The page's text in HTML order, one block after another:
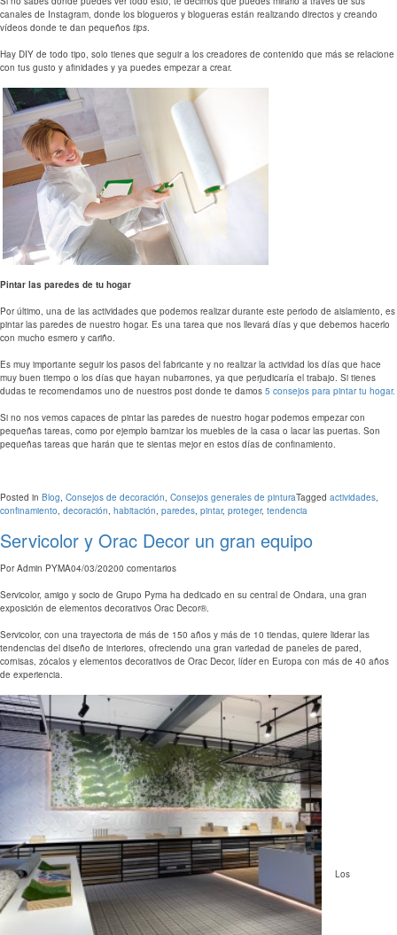
canales de Instagram, donde los blogueros y blogueras están realizando directos y creando
vídeos donde te dan pequeños tips
Hay DIY de todo tipo, solo tienes que seguir a los creadores de contenido que más se relacione
con tus gusto y afinidades y ya puedes empezar a crear.
Pintar las paredes de tu hogar
Por último, una de las actividades que podemos realizar durante este periodo de aislamiento, es
pintar las paredes de nuestro hogar. Es una tarea que nos llevará días y que debemos hacerlo
con mucho esmero y cariño.
Es muy importante seguir los pasos del fabricante y no realizar la actividad los días que hace
muy buen tiempo o los días que hayan nubarrones, ya que perjudicaría el trabajo. Si tienes
dudas te recomendamos uno de nuestros post donde te damos 5 consejos para pintar tu hogar.
Si no nos vemos capaces de pintar las paredes de nuestro hogar podemos empezar con
pequeñas tareas, como por ejemplo barnizar los muebles de la casa o lacar las puertas. Son
pequeñas tareas que harán que te sientas mejor en estos días de confinamiento.
Posted in Blog Consejos de decoración Consejos generales de pinturaTagged actividades
confinamiento decoración habitación paredes pintar, proteger, tendencia
Servicolor y Orac Decor un gran equipo
PorAdmin PYMA04/03/20200 comentarios
Servicolor, amigo y socio de Grupo Pyma ha dedicado en su central de Ondara, una gran
exposición de elementos decorativos Orac Decor®.
Servicolor, con una trayectoria de más de 150 años y más de 10 tiendas, quiere liderar las
tendencias del diseño de interiores, ofreciendo una gran variedad de paneles de pared,
cornisas, zócalos y elementos decorativos de Orac Decor, líder en Europa con más de 40 años
de experiencia.
Los